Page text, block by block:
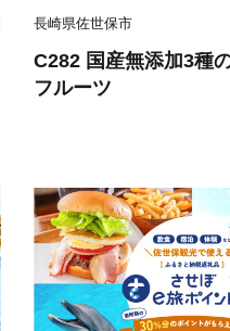
長崎県佐世保市
C282 国産無添加3種
フルーツ